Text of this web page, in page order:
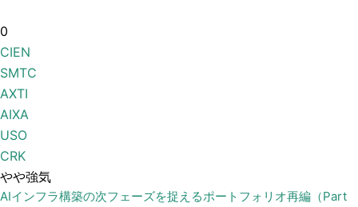
0
CIEN
SMTC
AXTI
AIXA
USO
CRK
やや強気
AIインフラ構築の次フェーズを捉えるポートフォリオ再編（Part